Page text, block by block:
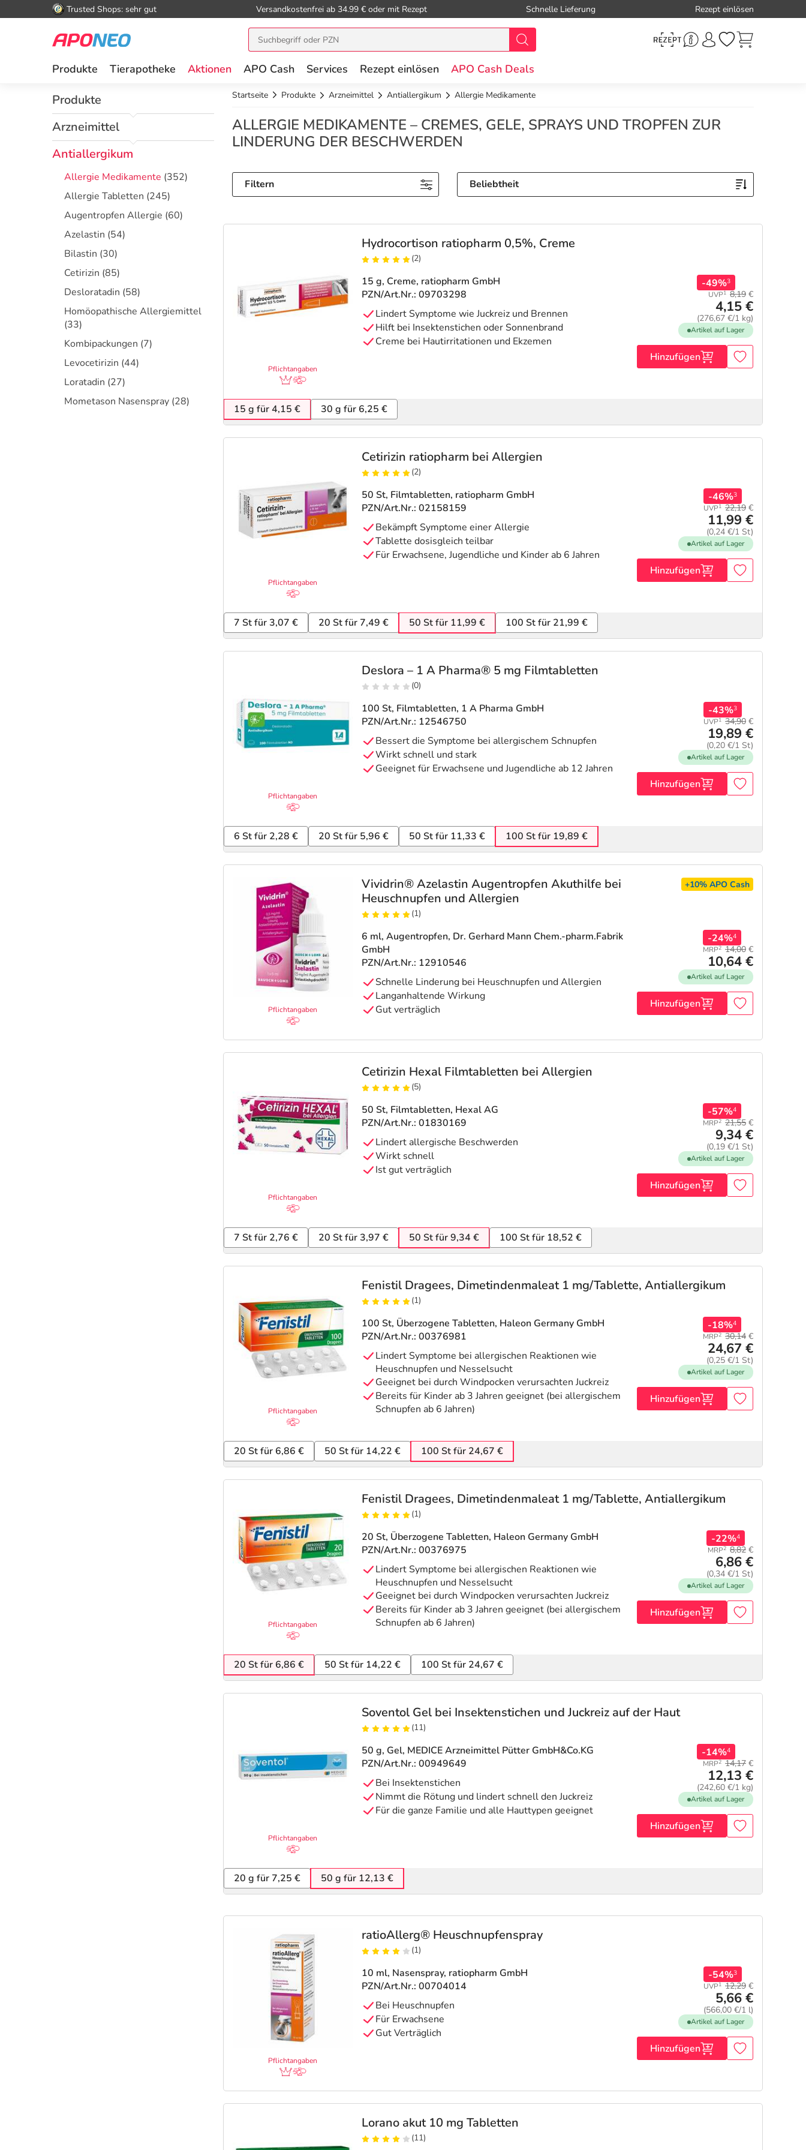
Trusted Shops: sehr gut Versandkostenfrei ab 34.99 € oder mit Rezept Schnelle Lieferung Rezept einlösen
Produkte Tierapotheke Aktionen APO Cash Services Rezept einlösen APO Cash Deals
Produkte
Arzneimittel
Antiallergikum
Allergie Medikamente (352)
Allergie Tabletten (245)
Augentropfen Allergie (60)
Azelastin (54)
Bilastin (30)
Cetirizin (85)
Desloratadin (58)
Homöopathische Allergiemittel
(33)
Kombipackungen (7)
Levocetirizin (44)
Loratadin (27)
Mometason Nasenspray (28)
Startseite Produkte Arzneimittel Antiallergikum Allergie Medikamente
ALLERGIE MEDIKAMENTE – CREMES, GELE, SPRAYS UND TROPFEN ZUR
LINDERUNG DER BESCHWERDEN
Filtern Beliebtheit
Hydrocortison ratiopharm 0,5%, Creme
(2)
Pflichtangaben
15 g, Creme, ratiopharm GmbH
PZN/Art.Nr.: 09703298
Lindert Symptome wie Juckreiz und Brennen
Hilft bei Insektenstichen oder Sonnenbrand
Creme bei Hautirritationen und Ekzemen
UVP1 8,19 €
4,15 €
(276,67 €/1 kg)
-49%3
Artikel auf Lager
Hinzufügen
15 g für 4,15 € 30 g für 6,25 €
Cetirizin ratiopharm bei Allergien
(2)
Pflichtangaben
50 St, Filmtabletten, ratiopharm GmbH
PZN/Art.Nr.: 02158159
Bekämpft Symptome einer Allergie
Tablette dosisgleich teilbar
Für Erwachsene, Jugendliche und Kinder ab 6 Jahren
UVP1 22,19 €
11,99 €
(0,24 €/1 St)
-46%3
Artikel auf Lager
Hinzufügen
7 St für 3,07 € 20 St für 7,49 € 50 St für 11,99 € 100 St für 21,99 €
Deslora – 1 A Pharma® 5 mg Filmtabletten
(0)
Pflichtangaben
100 St, Filmtabletten, 1 A Pharma GmbH
PZN/Art.Nr.: 12546750
Bessert die Symptome bei allergischem Schnupfen
Wirkt schnell und stark
Geeignet für Erwachsene und Jugendliche ab 12 Jahren
UVP1 34,90 €
19,89 €
(0,20 €/1 St)
-43%3
Artikel auf Lager
Hinzufügen
6 St für 2,28 € 20 St für 5,96 € 50 St für 11,33 € 100 St für 19,89 €
Vividrin® Azelastin Augentropfen Akuthilfe bei
Heuschnupfen und Allergien
(1)
+10% APO Cash
Pflichtangaben
6 ml, Augentropfen, Dr. Gerhard Mann Chem.-pharm.Fabrik
GmbH
PZN/Art.Nr.: 12910546
Schnelle Linderung bei Heuschnupfen und Allergien
Langanhaltende Wirkung
Gut verträglich
MRP2 14,00 €
10,64 €
-24%4
Artikel auf Lager
Hinzufügen
Cetirizin Hexal Filmtabletten bei Allergien
(5)
Pflichtangaben
50 St, Filmtabletten, Hexal AG
PZN/Art.Nr.: 01830169
Lindert allergische Beschwerden
Wirkt schnell
Ist gut verträglich
MRP2 21,55 €
9,34 €
(0,19 €/1 St)
-57%4
Artikel auf Lager
Hinzufügen
7 St für 2,76 € 20 St für 3,97 € 50 St für 9,34 € 100 St für 18,52 €
Fenistil Dragees, Dimetindenmaleat 1 mg/Tablette, Antiallergikum
(1)
Pflichtangaben
100 St, Überzogene Tabletten, Haleon Germany GmbH
PZN/Art.Nr.: 00376981
Lindert Symptome bei allergischen Reaktionen wie
Heuschnupfen und Nesselsucht
Geeignet bei durch Windpocken verursachten Juckreiz
Bereits für Kinder ab 3 Jahren geeignet (bei allergischem
Schnupfen ab 6 Jahren)
MRP2 30,14 €
24,67 €
(0,25 €/1 St)
-18%4
Artikel auf Lager
Hinzufügen
20 St für 6,86 € 50 St für 14,22 € 100 St für 24,67 €
Fenistil Dragees, Dimetindenmaleat 1 mg/Tablette, Antiallergikum
(1)
Pflichtangaben
20 St, Überzogene Tabletten, Haleon Germany GmbH
PZN/Art.Nr.: 00376975
Lindert Symptome bei allergischen Reaktionen wie
Heuschnupfen und Nesselsucht
Geeignet bei durch Windpocken verursachten Juckreiz
Bereits für Kinder ab 3 Jahren geeignet (bei allergischem
Schnupfen ab 6 Jahren)
MRP2 8,82 €
6,86 €
(0,34 €/1 St)
-22%4
Artikel auf Lager
Hinzufügen
20 St für 6,86 € 50 St für 14,22 € 100 St für 24,67 €
Soventol Gel bei Insektenstichen und Juckreiz auf der Haut
(11)
Pflichtangaben
50 g, Gel, MEDICE Arzneimittel Pütter GmbH&Co.KG
PZN/Art.Nr.: 00949649
Bei Insektenstichen
Nimmt die Rötung und lindert schnell den Juckreiz
Für die ganze Familie und alle Hauttypen geeignet
MRP2 14,17 €
12,13 €
(242,60 €/1 kg)
-14%4
Artikel auf Lager
Hinzufügen
20 g für 7,25 € 50 g für 12,13 €
ratioAllerg® Heuschnupfenspray
(1)
Pflichtangaben
10 ml, Nasenspray, ratiopharm GmbH
PZN/Art.Nr.: 00704014
Bei Heuschnupfen
Für Erwachsene
Gut Verträglich
UVP1 12,29 €
5,66 €
(566,00 €/1 l)
-54%3
Artikel auf Lager
Hinzufügen
Lorano akut 10 mg Tabletten
(11)